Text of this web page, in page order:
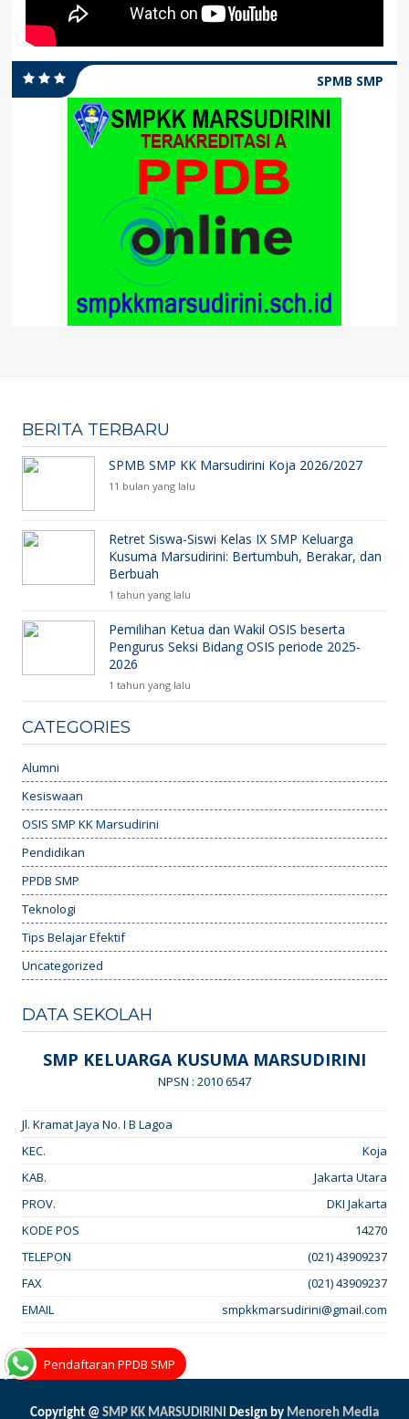
SPMB SMP
BERITA TERBARU
SPMB SMP KK Marsudirini Koja 2026/2027
11 bulan yang lalu
Retret Siswa-Siswi Kelas IX SMP Keluarga
Kusuma Marsudirini: Bertumbuh, Berakar, dan
Berbuah
1 tahun yang lalu
Pemilihan Ketua dan Wakil OSIS beserta
Pengurus Seksi Bidang OSIS periode 2025-
2026
1 tahun yang lalu
CATEGORIES
Alumni
Kesiswaan
OSIS SMP KK Marsudirini
Pendidikan
PPDB SMP
Teknologi
Tips Belajar Efektif
Uncategorized
DATA SEKOLAH
SMP KELUARGA KUSUMA MARSUDIRINI
NPSN : 2010 6547
Jl. Kramat Jaya No. I B Lagoa
KEC.
Koja
KAB.
Jakarta Utara
PROV.
DKI Jakarta
KODE POS
14270
TELEPON
(021) 43909237
FAX
(021) 43909237
EMAIL
smpkkmarsudirini@gmail.com
Copyright @ SMP KK MARSUDIRINI Design by Menoreh Media
Pendaftaran PPDB SMP